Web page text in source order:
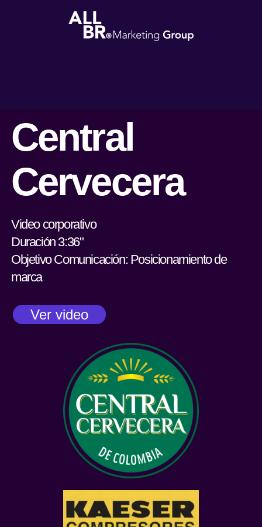
Central
Cervecera
Video corporativo
Duración 3:36"
Objetivo Comunicación: Posicionamiento de
marca
Ver video